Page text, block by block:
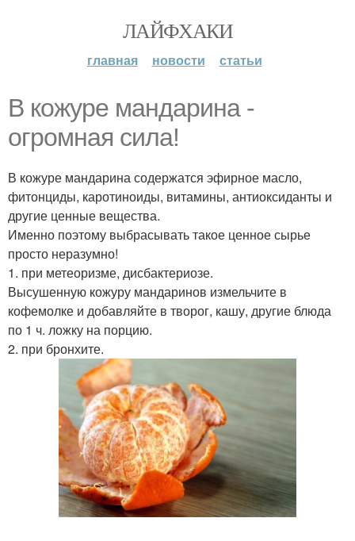
ЛАЙФХАКИ
главная новости статьи
В кожуре мандарина -
огромная сила!
В кожуре мандарина содержатся эфирное масло,
фитонциды, каротиноиды, витамины, антиоксиданты и
другие ценные вещества.
Именно поэтому выбрасывать такое ценное сырье
просто неразумно!
1. при метеоризме, дисбактериозе.
Высушенную кожуру мандаринов измельчите в
кофемолке и добавляйте в творог, кашу, другие блюда
по 1 ч. ложку на порцию.
2. при бронхите.